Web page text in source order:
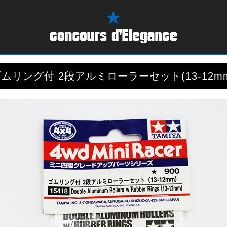
リング付 2段アルミローラーセット(13-